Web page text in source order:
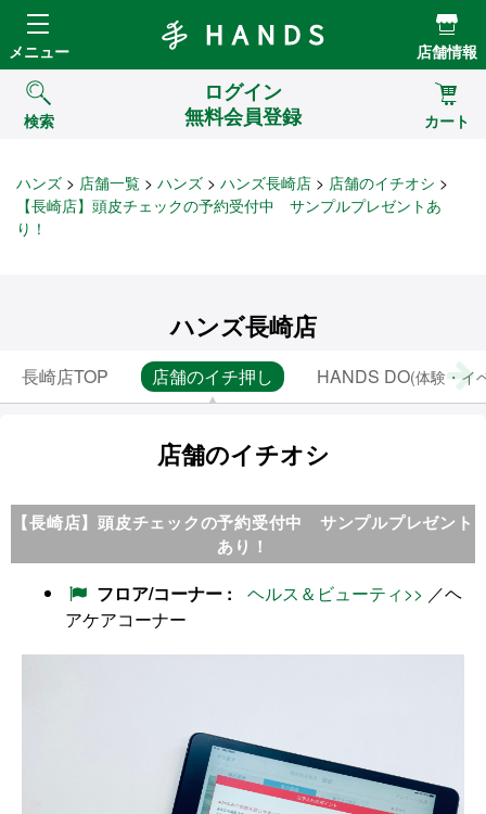
Hands ハンズ
メニュー 店舗情報
検索
ログイン
無料会員登録
カート
ハンズ 店舗一覧 ハンズ ハンズ長崎店
店舗のイチオシ
【長崎店】頭皮チェックの予約受付中 サンプルプレゼントあ
り！
ハンズ長崎店
長崎店TOP 店舗のイチ押し HANDS DO(体験・イ
店舗のイチオシ
【長崎店】頭皮チェックの予約受付中 サンプルプレゼント
あり！
フロア/コーナー ヘルス＆ビューティ>> ／ヘ
アケアコーナー